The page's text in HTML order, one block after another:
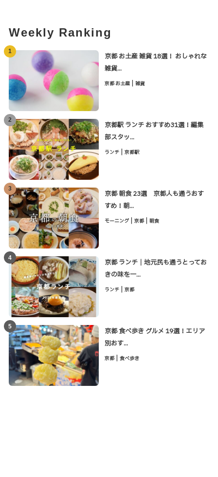
Weekly Ranking
1
京都 お土産 雑貨 18選！ おしゃれな
雑貨...
京都 お土産 | 雑貨
2
京都駅 ランチ おすすめ31選！編集
部スタッ...
ランチ | 京都駅
3
京都 朝食 23選 京都人も通うおす
すめ！朝...
モーニング | 京都 | 朝食
4
京都 ランチ｜地元民も通うとってお
きの味を一...
ランチ | 京都
5
京都 食べ歩き グルメ 19選！エリア
別おす...
京都 | 食べ歩き